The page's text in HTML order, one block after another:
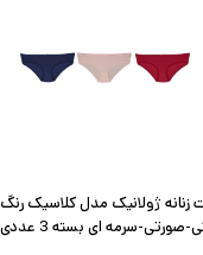
زنانه ژولانیک مدل کلاسیک رنگ
صورتی-سرمه ای بسته 3 عددی